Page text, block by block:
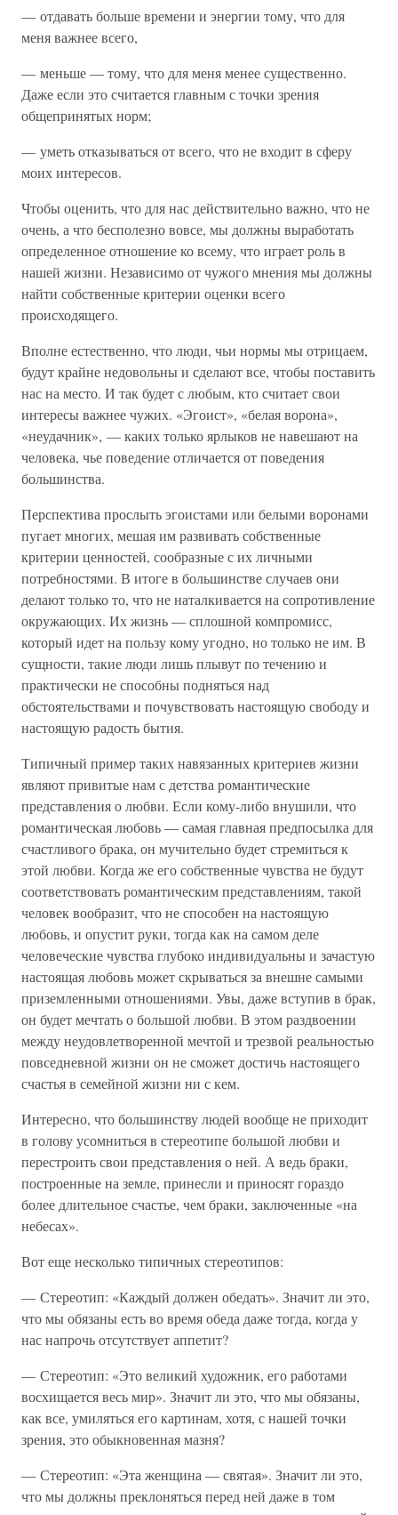
— отдавать больше времени и энергии тому, что для
меня важнее всего,
— меньше — тому, что для меня менее существенно.
Даже если это считается главным с точки зрения
общепринятых норм;
— уметь отказываться от всего, что не входит в сферу
моих интересов.
Чтобы оценить, что для нас действительно важно, что не
очень, а что бесполезно вовсе, мы должны выработать
определенное отношение ко всему, что играет роль в
нашей жизни. Независимо от чужого мнения мы должны
найти собственные критерии оценки всего
происходящего.
Вполне естественно, что люди, чьи нормы мы отрицаем,
будут крайне недовольны и сделают все, чтобы поставить
нас на место. И так будет с любым, кто считает свои
интересы важнее чужих. «Эгоист», «белая ворона»,
«неудачник», — каких только ярлыков не навешают на
человека, чье поведение отличается от поведения
большинства.
Перспектива прослыть эгоистами или белыми воронами
пугает многих, мешая им развивать собственные
критерии ценностей, сообразные с их личными
потребностями. В итоге в большинстве случаев они
делают только то, что не наталкивается на сопротивление
окружающих. Их жизнь — сплошной компромисс,
который идет на пользу кому угодно, но только не им. В
сущности, такие люди лишь плывут по течению и
практически не способны подняться над
обстоятельствами и почувствовать настоящую свободу и
настоящую радость бытия.
Типичный пример таких навязанных критериев жизни
являют привитые нам с детства романтические
представления о любви. Если кому-либо внушили, что
романтическая любовь — самая главная предпосылка для
счастливого брака, он мучительно будет стремиться к
этой любви. Когда же его собственные чувства не будут
соответствовать романтическим представлениям, такой
человек вообразит, что не способен на настоящую
любовь, и опустит руки, тогда как на самом деле
человеческие чувства глубоко индивидуальны и зачастую
настоящая любовь может скрываться за внешне самыми
приземленными отношениями. Увы, даже вступив в брак,
он будет мечтать о большой любви. В этом раздвоении
между неудовлетворенной мечтой и трезвой реальностью
повседневной жизни он не сможет достичь настоящего
счастья в семейной жизни ни с кем.
Интересно, что большинству людей вообще не приходит
в голову усомниться в стереотипе большой любви и
перестроить свои представления о ней. А ведь браки,
построенные на земле, принесли и приносят гораздо
более длительное счастье, чем браки, заключенные «на
небесах».
Вот еще несколько типичных стереотипов:
— Стереотип: «Каждый должен обедать». Значит ли это,
что мы обязаны есть во время обеда даже тогда, когда у
нас напрочь отсутствует аппетит?
— Стереотип: «Это великий художник, его работами
восхищается весь мир». Значит ли это, что мы обязаны,
как все, умиляться его картинам, хотя, с нашей точки
зрения, это обыкновенная мазня?
— Стереотип: «Эта женщина — святая». Значит ли это,
что мы должны преклоняться перед ней даже в том